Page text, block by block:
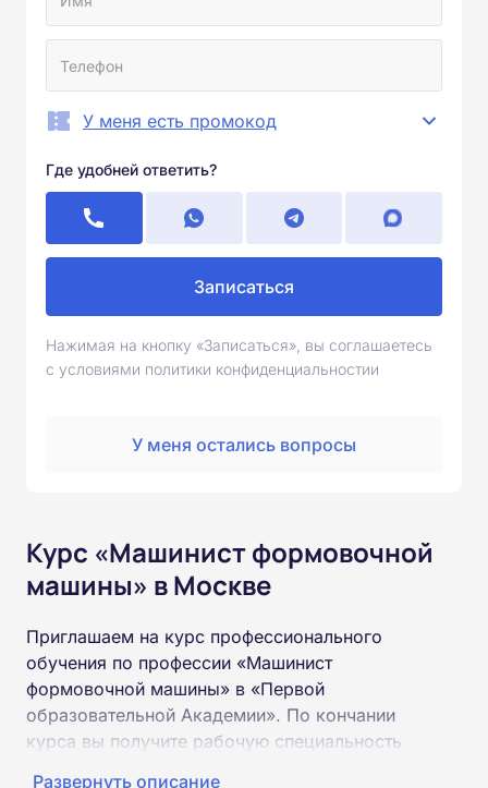
У меня есть промокод
Где удобней ответить?
Записаться
Нажимая на кнопку «Записаться», вы соглашаетесь
с условиями политики конфиденциальностии
У меня остались вопросы
Курс «Машинист формовочной
машины» в Москве
Приглашаем на курс профессионального
обучения по профессии «Машинист
формовочной машины» в «Первой
образовательной Академии». По кончании
курса вы получите рабочую специальность
Развернуть описание